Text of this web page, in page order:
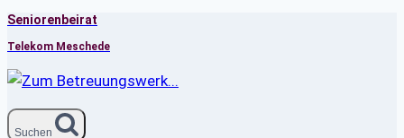
Zum
Inhalt
springen
Seniorenbeirat
Telekom Meschede
Suchen